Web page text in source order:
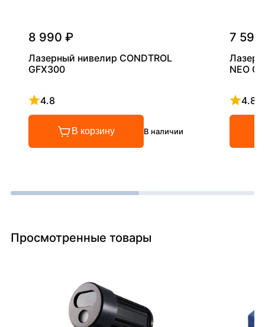
8 990 ₽
Лазерный нивелир CONDTROL
GFX300
4.8
Рейтинг 4.8 из 5
В корзину В наличии
7 590
NEO
4.8
Просмотренные товары